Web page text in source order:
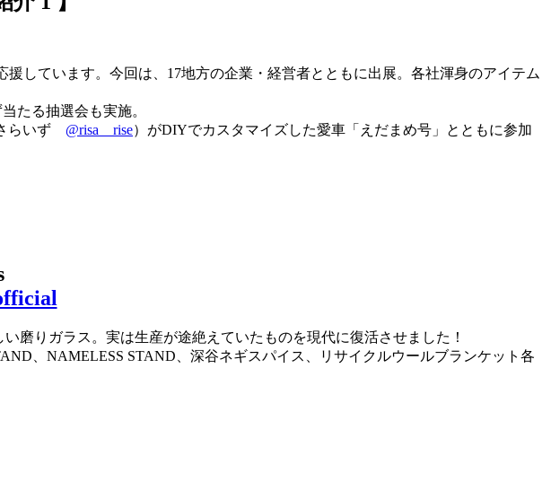
援しています。今回は、17地方の企業・経営者とともに出展。各社渾身のアイテム
たる抽選会も実施。
らいず @risa__rise）がDIYでカスタマイズした愛車「えだまめ号」とともに参加
磨りガラス。実は生産が途絶えていたものを現代に復活させました！
、NAMELESS STAND、深谷ネギスパイス、リサイクルウールブランケット各